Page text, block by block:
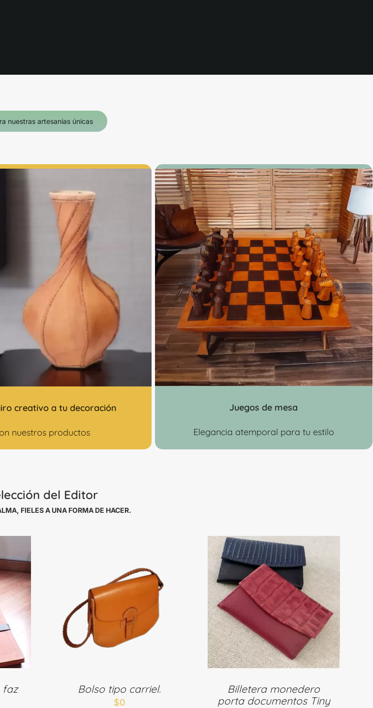
nuestras artesanías únicas
creativo a tu decoración
nuestros productos
Juegos de mesa
Elegancia atemporal para tu estilo
del Editor
FIELES A UNA FORMA DE HACER.
faz Bolso tipo carriel.
$0
Billetera monedero
porta documentos Tiny